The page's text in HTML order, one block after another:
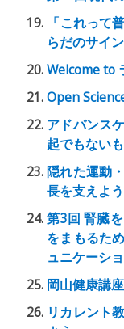
「これって
らだのサイ
Welcome to
Open
アドバンス
起でもない
隠れた運動
長を支えよう
第3回 腎臓
をまもるた
ュニケーシ
岡山健康講
リカレント